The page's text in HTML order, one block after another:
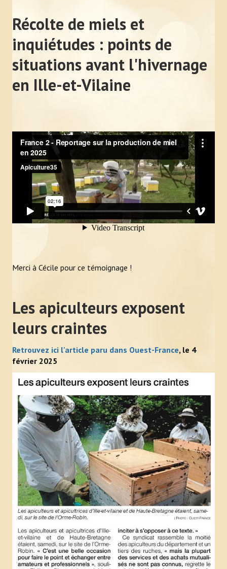
L'APICULTEUR
Obligations légales
Zone de butinage
Où trouver un apiculteur ?
Ruche connectée
ÉVÉNEMENTS
LIENS
Récolte de miels et
inquiétudes : points de
situations avant l'hivernage
en Ille-et-Vilaine
Merci à Cécile pour ce témoignage !
Les apiculteurs exposent
leurs craintes
Retrouvez ici l'article paru dans Ouest-France, le 4
février 2025